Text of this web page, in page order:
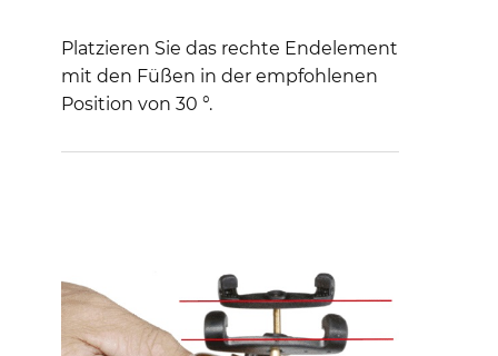
Platzieren Sie das rechte Endelement
mit den Füßen in der empfohlenen
Position von 30 °.